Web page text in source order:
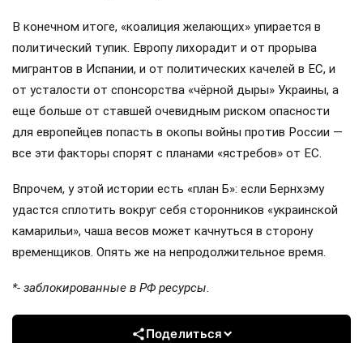
В конечном итоге, «коалиция желающих» упирается в
политический тупик. Европу лихорадит и от прорыва
мигрантов в Испании, и от политических качелей в ЕС, и
от усталости от спонсорства «чёрной дыры» Украины, а
еще больше от ставшей очевидным риском опасности
для европейцев попасть в окопы войны против России —
все эти факторы спорят с планами «ястребов» от ЕС.
Впрочем, у этой истории есть «план Б»: если Бернхэму
удастся сплотить вокруг себя сторонников «украинской
камарильи», чаша весов может качнуться в сторону
временщиков. Опять же на непродолжительное время.
*- заблокированные в РФ ресурсы.
Поделиться